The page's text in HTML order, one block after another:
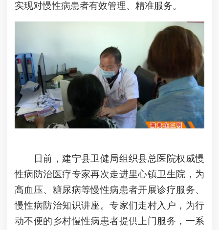
实现对慢性病患者有效管理、精准服务。
日前，建宁县卫健局组织县总医院权威慢
性病防治医疗专家再次走进里心镇卫生院，为
高血压、糖尿病等慢性病患者开展诊疗服务、
慢性病防治知识讲座。专家们走村入户，为行
动不便的乡村慢性病患者提供上门服务，一系